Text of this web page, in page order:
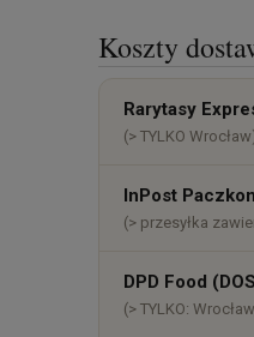
Koszty
Rarytasy
(> TYLKO
InPost
(> przesyłka
DPD Food
(> TYLKO: